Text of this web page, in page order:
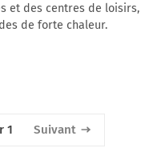
et des centres de loisirs,
de forte chaleur.
1 Suivant